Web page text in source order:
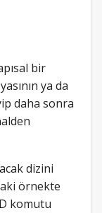
bir
ya da
daha sonra
dizini
örnekte
komutu